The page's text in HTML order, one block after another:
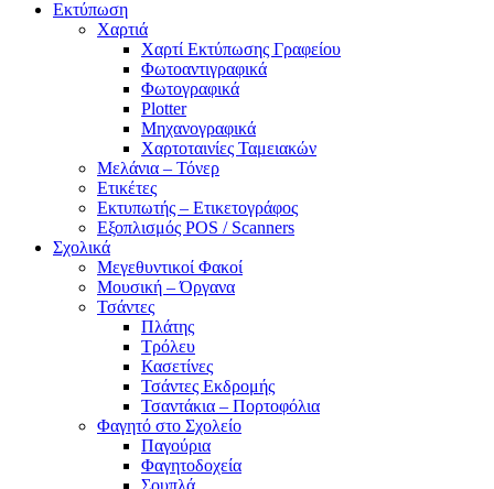
Εκτύπωση
Χαρτιά
Χαρτί Εκτύπωσης Γραφείου
Φωτοαντιγραφικά
Φωτογραφικά
Plotter
Μηχανογραφικά
Χαρτοταινίες Ταμειακών
Μελάνια – Τόνερ
Ετικέτες
Εκτυπωτής – Ετικετογράφος
Εξοπλισμός POS / Scanners
Σχολικά
Μεγεθυντικοί Φακοί
Μουσική – Όργανα
Τσάντες
Πλάτης
Τρόλευ
Κασετίνες
Τσάντες Εκδρομής
Τσαντάκια – Πορτοφόλια
Φαγητό στο Σχολείο
Παγούρια
Φαγητοδοχεία
Σουπλά